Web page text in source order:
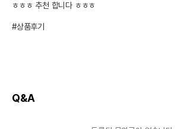
ㅎㅎㅎ 추천 합니다 ㅎㅎㅎ
#상품후기
Q&A